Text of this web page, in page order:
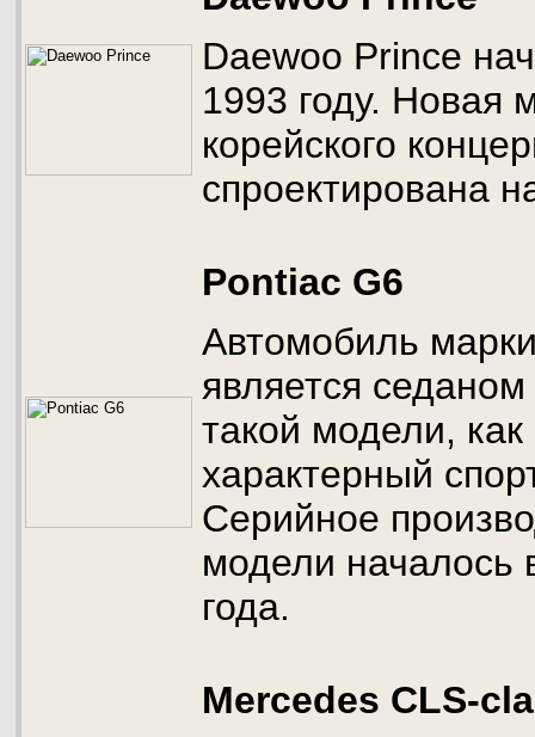
Daewoo Prince
1993 году. Новая
корейского
спроектирована
Pontiac G6
Автомобиль
является
такой модели,
характерный
Серийное
модели началось
года.
Mercedes CLS-